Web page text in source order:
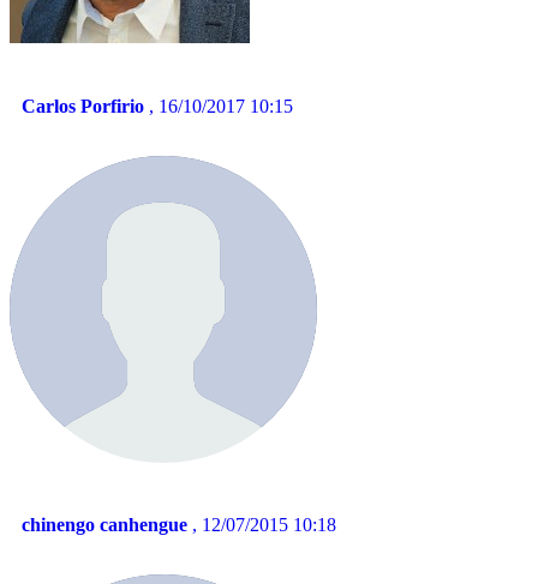
Carlos Porfirio , 16/10/2017 10:15
chinengo canhengue , 12/07/2015 10:18